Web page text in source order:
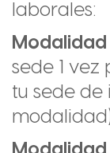
laborales:
sede 1 vez
tu sede de